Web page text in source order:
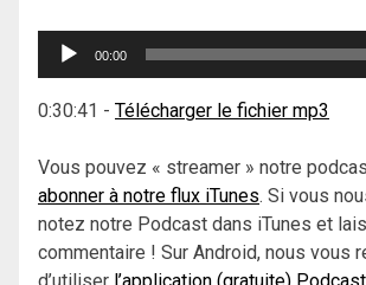
Lecteur
00:00
0:30:41 - Télécharger le fichier mp3
Vous pouvez « streamer » notre
abonner à notre flux iTunes. Si vous
notez notre Podcast dans iTunes et
commentaire ! Sur Android, nous vous
d’utiliser l’application (gratuite)